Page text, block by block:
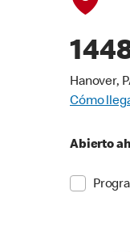
Hanover,
Cómo
Abierto